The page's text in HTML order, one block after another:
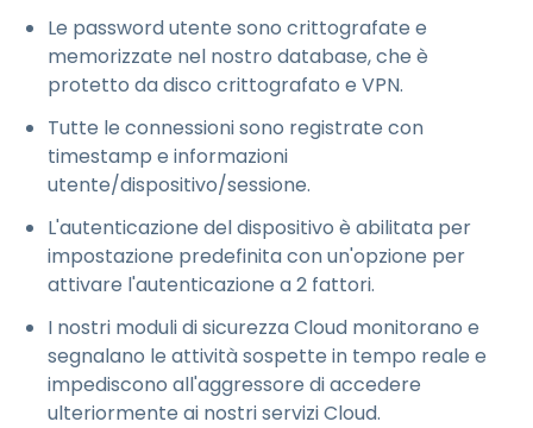
Le password utente sono crittografate e
memorizzate nel nostro database, che è
protetto da disco crittografato e VPN.
Tutte le connessioni sono registrate con
timestamp e informazioni
utente/dispositivo/sessione.
L'autenticazione del dispositivo è abilitata per
impostazione predefinita con un'opzione per
attivare l'autenticazione a 2 fattori.
I nostri moduli di sicurezza Cloud monitorano e
segnalano le attività sospette in tempo reale e
impediscono all'aggressore di accedere
ulteriormente ai nostri servizi Cloud.